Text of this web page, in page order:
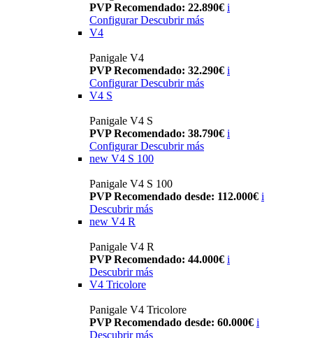
PVP Recomendado: 22.890€ i
Configurar Descubrir más
V4
Panigale V4
PVP Recomendado: 32.290€ i
Configurar Descubrir más
V4 S
Panigale V4 S
PVP Recomendado: 38.790€ i
Configurar Descubrir más
new V4 S 100
Panigale V4 S 100
PVP Recomendado desde: 112.000€ i
Descubrir más
new V4 R
Panigale V4 R
PVP Recomendado: 44.000€ i
Descubrir más
V4 Tricolore
Panigale V4 Tricolore
PVP Recomendado desde: 60.000€ i
Descubrir más